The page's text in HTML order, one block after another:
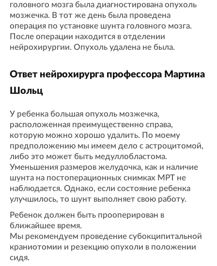
головного мозга была диагностирована опухоль
мозжечка. В тот же день была проведена
операция по установке шунта головного мозга.
После операции находится в отделении
нейрохирургии. Опухоль удалена не была.
Ответ нейрохирурга профессора Мартина
Шольц
У ребенка большая опухоль мозжечка,
расположенная преимущественно справа,
которую можно хорошо удалить. По моему
предположению мы имеем дело с астроцитомой,
либо это может быть медуллобластома.
Уменьшения размеров желудочка, как и наличие
шунта на постоперационных снимках МРТ не
наблюдается. Однако, если состояние ребенка
улучшилось, то шунт выполняет свою работу.
Ребенок должен быть прооперирован в
ближайшее время.
Мы рекомендуем проведение субокципитальной
краниотомии и резекцию опухоли в положении
сидя.